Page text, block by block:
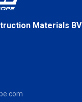
Materials BV